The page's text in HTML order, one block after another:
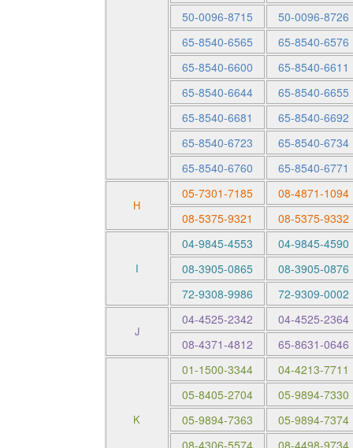
50-0096-8715
50-0096-8726
65-8540-6565
65-8540-6576
65-8540-6600
65-8540-6611
65-8540-6644
65-8540-6655
65-8540-6681
65-8540-6692
65-8540-6723
65-8540-6734
65-8540-6760
65-8540-6771
H
05-7301-7185
08-4871-1094
08-5375-9321
08-5375-9332
I
04-9845-4553
04-9845-4590
08-3905-0865
08-3905-0876
72-9308-9986
72-9309-0002
J
04-4525-2342
04-4525-2364
08-4371-4812
65-8631-0646
K
01-1500-3344
04-4213-7711
05-8405-2704
05-9894-7330
05-9894-7363
05-9894-7374
08-4306-5574
08-4498-9734